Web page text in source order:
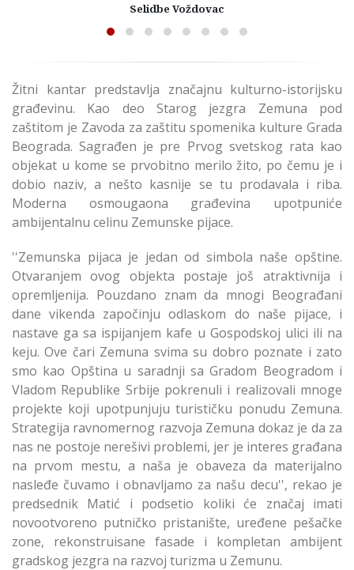
Selidbe Voždovac
Žitni kantar predstavlja značajnu kulturno-istorijsku
građevinu. Kao deo Starog jezgra Zemuna pod
zaštitom je Zavoda za zaštitu spomenika kulture Grada
Beograda. Sagrađen je pre Prvog svetskog rata kao
objekat u kome se prvobitno merilo žito, po čemu je i
dobio naziv, a nešto kasnije se tu prodavala i riba.
Moderna osmougaona građevina upotpuniće
ambijentalnu celinu Zemunske pijace.
''Zemunska pijaca je jedan od simbola naše opštine.
Otvaranjem ovog objekta postaje još atraktivnija i
opremljenija. Pouzdano znam da mnogi Beograđani
dane vikenda započinju odlaskom do naše pijace, i
nastave ga sa ispijanjem kafe u Gospodskoj ulici ili na
keju. Ove čari Zemuna svima su dobro poznate i zato
smo kao Opština u saradnji sa Gradom Beogradom i
Vladom Republike Srbije pokrenuli i realizovali mnoge
projekte koji upotpunjuju turističku ponudu Zemuna.
Strategija ravnomernog razvoja Zemuna dokaz je da za
nas ne postoje nerešivi problemi, jer je interes građana
na prvom mestu, a naša je obaveza da materijalno
nasleđe čuvamo i obnavljamo za našu decu'', rekao je
predsednik Matić i podsetio koliki će značaj imati
novootvoreno putničko pristanište, uređene pešačke
zone, rekonstruisane fasade i kompletan ambijent
gradskog jezgra na razvoj turizma u Zemunu.